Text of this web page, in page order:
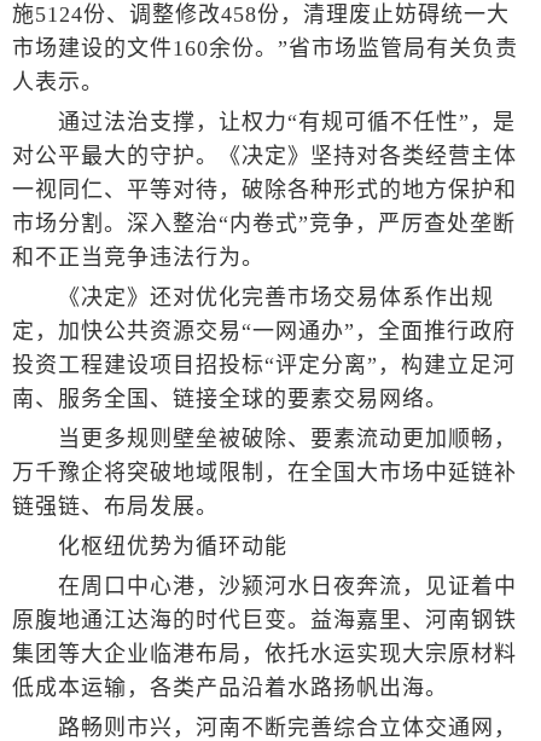
施5124份、调整修改458份，清理废止妨碍统一大
市场建设的文件160余份。”省市场监管局有关负责
人表示。
通过法治支撑，让权力“有规可循不任性”，是
对公平最大的守护。《决定》坚持对各类经营主体
一视同仁、平等对待，破除各种形式的地方保护和
市场分割。深入整治“内卷式”竞争，严厉查处垄断
和不正当竞争违法行为。
《决定》还对优化完善市场交易体系作出规
定，加快公共资源交易“一网通办”，全面推行政府
投资工程建设项目招投标“评定分离”，构建立足河
南、服务全国、链接全球的要素交易网络。
当更多规则壁垒被破除、要素流动更加顺畅，
万千豫企将突破地域限制，在全国大市场中延链补
链强链、布局发展。
化枢纽优势为循环动能
在周口中心港，沙颍河水日夜奔流，见证着中
原腹地通江达海的时代巨变。益海嘉里、河南钢铁
集团等大企业临港布局，依托水运实现大宗原材料
低成本运输，各类产品沿着水路扬帆出海。
路畅则市兴，河南不断完善综合立体交通网，